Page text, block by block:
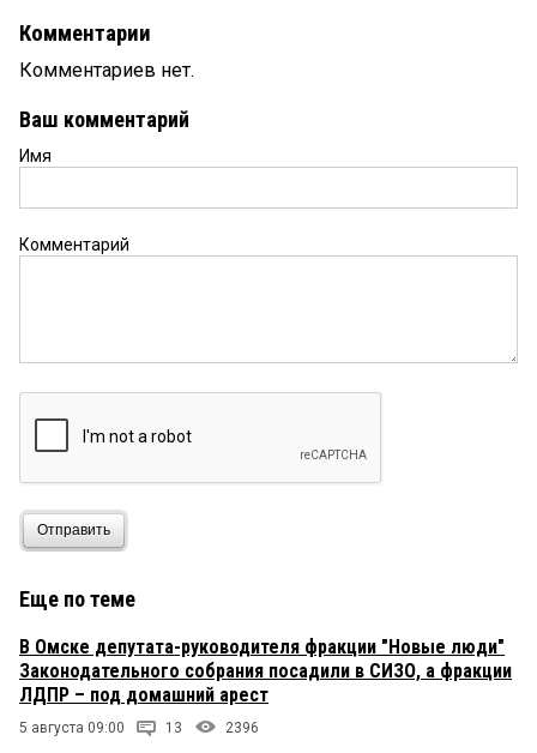
Комментарии
Комментариев нет.
Ваш комментарий
Имя
Комментарий
Отправить
Еще по теме
В Омске депутата-руководителя фракции "Новые люди"
Законодательного собрания посадили в СИЗО, а фракции
ЛДПР – под домашний арест
5 августа 09:00 13 2396